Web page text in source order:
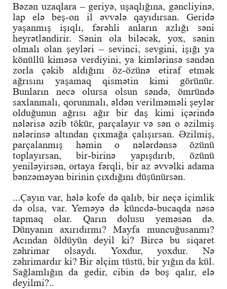
Bəzən uzaqlara – geriyə, uşaqlığına, gəncliyinə,
lap elə beş-on il əvvələ qayıdırsan. Geridə
yaşanmış işıqlı, fərəhli anların azlığı səni
heyrətləndirir. Sənin ola biləcək, yox, sənin
olmalı olan şeyləri – sevinci, sevgini, işığı ya
könüllü kiməsə verdiyini, ya kimlərinsə səndən
zorla çəkib aldığını öz-özünə etiraf etmək
ağrısını yaşamaq qismətin kimi görünür.
Bunların necə olursa olsun səndə, ömründə
saxlanmalı, qorunmalı, əldən verilməməli şeylər
olduğunun ağrısı ağır bir daş kimi içərində
nələrisə əzib tökür, parçalayır və sən o əzilmiş
nələrinsə altından çıxmağa çalışırsan. Əzilmiş,
parçalanmış həmin o nələrdənsə özünü
toplayırsan, bir-birinə yapışdırıb, özünü
yeniləyirsən, ortaya fərqli, bir az əvvəlki adama
bənzəməyən birinin çıxdığını düşünürsən.
...Çayın var, hələ kofe də qalıb, bir neçə içimlik
də olsa, var. Yeməyə də küncdə-bucaqda nəsə
tapmaq olar. Qarın dolusu yeməsən də.
Dünyanın axırıdırmı? Mayfa muncuğusanmı?
Acından öldüyün deyil ki? Bircə bu siqaret
zəhrimar olsaydı. Yoxdur, yoxdur. Nə
zəhrimardır ki? Bir əlçim tüstü, bir yığın da kül.
Sağlamlığın da gedir, cibin də boş qalır, elə
deyilmi?..